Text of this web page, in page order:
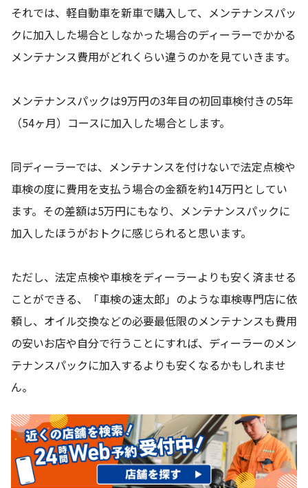
それでは、軽自動車を新車で購入して、メンテナンスパッ
クに加入した場合としなかった場合のディーラーでかかる
メンテナンス費用がどれくらい違うのかを見ていきます。
メンテナンスパックは9万円の3年目の初回車検付きの5年
（54ヶ月）コースに加入した場合とします。
同ディーラーでは、メンテナンスを付けないで法定点検や
車検の度に費用を支払う場合の金額を約14万円としてい
ます。その差額は5万円にもなり、メンテナンスパックに
加入したほうがおトクに感じられると思います。
ただし、法定点検や車検をディーラーよりも安く済ませる
ことができる、「車検の速太郎」のような車検専門店に依
頼し、オイル交換などの必要最低限のメンテナンスも費用
の安いお店や自分で行うことにすれば、ディーラーのメン
テナンスパックに加入するよりも安くなるかもしれませ
ん。